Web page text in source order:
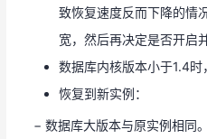
− 数据库大版本与原实例相同
− 存储空间大小默认和备份时
− 数据库密码需重新设置。
致恢复速度反而下降的情
宽，然后再决定是否开启
数据库内核版本小于1.4时
恢复到新实例：
− 数据库大版本与原实例相同